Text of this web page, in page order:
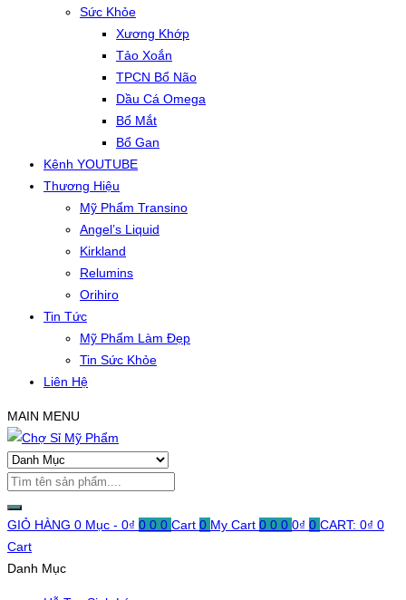
Sức Khỏe
Xương Khớp
Tảo Xoắn
TPCN Bổ Não
Dầu Cá Omega
Bổ Mắt
Bổ Gan
Kênh YOUTUBE
Thương Hiệu
Mỹ Phẩm Transino
Angel’s Liquid
Kirkland
Relumins
Orihiro
Tin Tức
Mỹ Phẩm Làm Đẹp
Tin Sức Khỏe
Liên Hệ
MAIN MENU
GIỎ HÀNG 0 Mục - 0₫ 0 0 0 Cart 0 My Cart 0 0 0 0₫ 0 CART: 0₫ 0
Cart
Danh Mục